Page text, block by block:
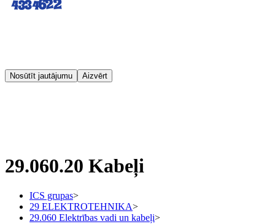
Nosūtīt jautājumu Aizvērt
29.060.20 Kabeļi
ICS grupas>
29 ELEKTROTEHNIKA>
29.060 Elektrības vadi un kabeļi>